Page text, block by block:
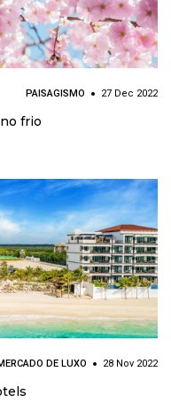
PAISAGISMO 27 Dec 2022
frio
DE LUXO 28 Nov 2022